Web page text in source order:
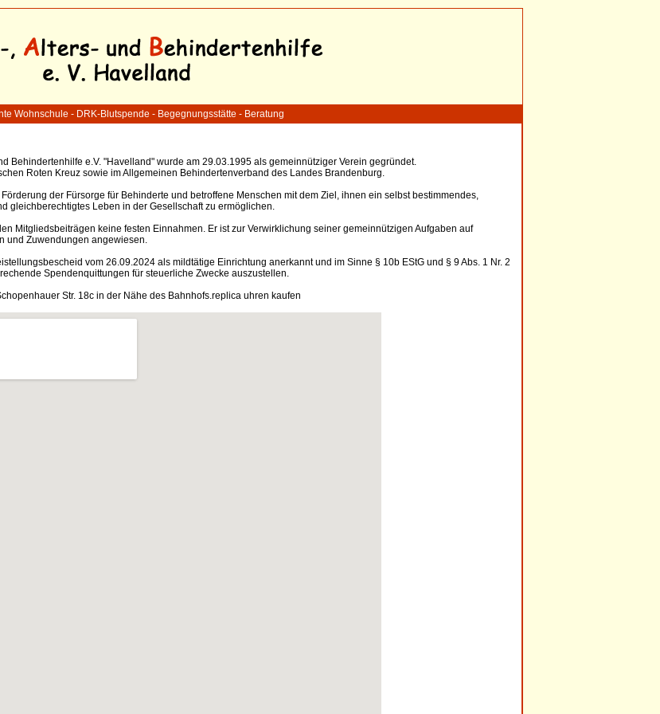
Wohnschule - DRK-Blutspende - Begegnungsstätte - Beratung
Behindertenhilfe e.V. "Havelland" wurde am 29.03.1995 als gemeinnütziger Verein gegründet.
Roten Kreuz sowie im Allgemeinen Behindertenverband des Landes Brandenburg.
der Fürsorge für Behinderte und betroffene Menschen mit dem Ziel, ihnen ein selbst bestimmendes,
gleichberechtigtes Leben in der Gesellschaft zu ermöglichen.
Mitgliedsbeiträgen keine festen Einnahmen. Er ist zur Verwirklichung seiner gemeinnützigen Aufgaben auf
und Zuwendungen angewiesen.
vom 26.09.2024 als mildtätige Einrichtung anerkannt und im Sinne § 10b EStG und § 9 Abs. 1 Nr. 2
Spendenquittungen für steuerliche Zwecke auszustellen.
Str. 18c in der Nähe des Bahnhofs.replica uhren kaufen